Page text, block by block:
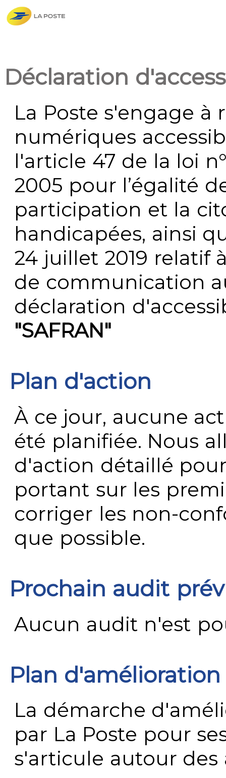
Déclaration
La Poste s'engage à
numériques
l'article 47 de la loi
2005 pour l’égalité
participation et la
handicapées, ainsi
24 juillet 2019 relatif
de communication
déclaration
"SAFRAN"
Plan d'action
À ce jour, aucune
été planifiée. Nous
d'action détaillé
portant sur les
corriger les non-
que possible.
Prochain audit
Aucun audit n'est
Plan
La démarche
par La Poste pour
s'articule autour des